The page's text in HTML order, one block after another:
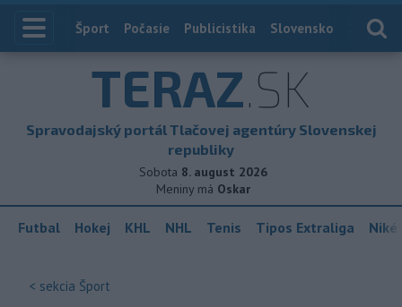
Index
Šport Počasie Publicistika Slovensko
TERAZ.SK
Spravodajský portál Tlačovej agentúry Slovenskej
republiky
Sobota 8. august 2026
Meniny má Oskar
Futbal Hokej KHL NHL Tenis Tipos Extraliga
< sekcia Šport